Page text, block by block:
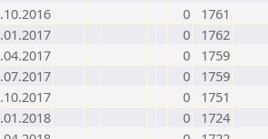
0
1761
0
1762
0
1759
0
1759
0
1751
0
1724